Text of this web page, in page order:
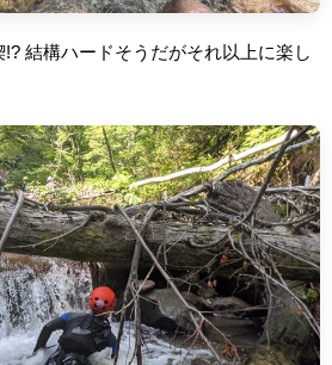
結構ハードそうだがそれ以上に楽し